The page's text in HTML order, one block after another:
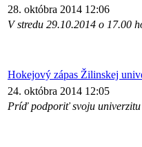
28. októbra 2014 12:06
V stredu 29.10.2014 o 17.00
Hokejový zápas Žilinskej
24. októbra 2014 12:05
Príď podporiť svoju